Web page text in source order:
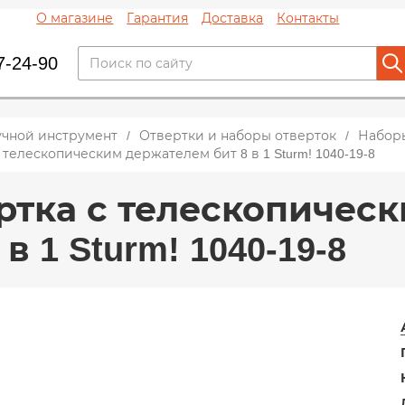
О магазине Гарантия Доставка Контакты
24-90
инструмент Отвертки и наборы отверток
держателем бит 8 в 1 Sturm! 1040-19-8
с
1 Sturm! 1040-19-8